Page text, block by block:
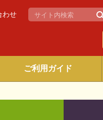
わせ
ご利用ガイド